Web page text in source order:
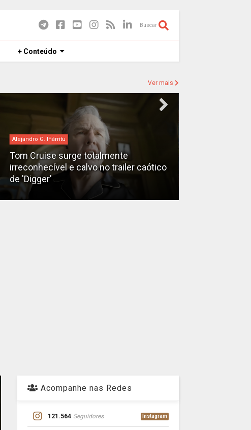
Buscar
+ Conteúdo
Ver mais
Alejandro G. Iñárritu
Tom Cruise surge totalmente
irreconhecível e calvo no trailer caótico
de 'Digger'
Acompanhe nas Redes
121.564 Seguidores Instagram